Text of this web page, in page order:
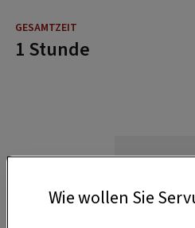
1 Stunde
Wie wollen Sie